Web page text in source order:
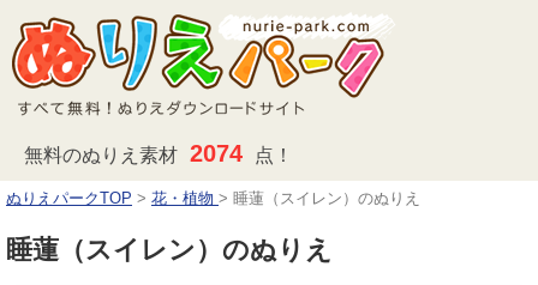
無料のぬりえ素材 2074 点！
ぬりえパークTOP > 花・植物 > 睡蓮（スイレン）のぬりえ
睡蓮（スイレン）のぬりえ